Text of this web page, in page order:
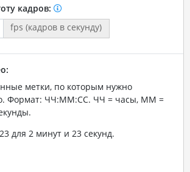
кадров:
fps (кадров в секунду)
метки, по которым нужно
Формат: ЧЧ:ММ:СС. ЧЧ = часы, ММ =
для 2 минут и 23 секунд.